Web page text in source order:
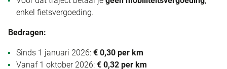
enkel fietsvergoeding.
Bedragen:
Sinds 1 januari 2026: € 0,30 per km
Vanaf 1 oktober 2026: € 0,32 per km